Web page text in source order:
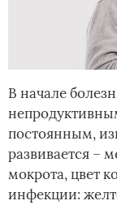
В начале
постоянным,
развивается –
мокрота, цвет
инфекции: